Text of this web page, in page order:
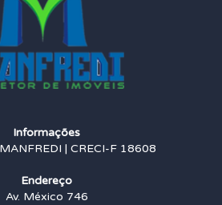
Informações
| CRECI-F 18608
Endereço
Av. México 746